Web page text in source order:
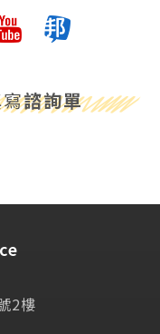
諮詢單
2樓